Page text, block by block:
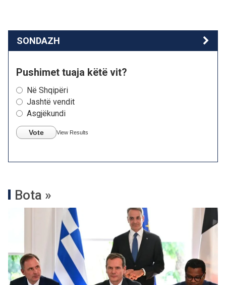
SONDAZH
Pushimet tuaja këtë vit?
Në Shqipëri
Jashtë vendit
Asgjëkundi
Vote View Results
Bota »